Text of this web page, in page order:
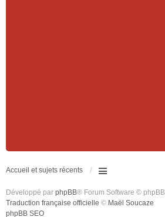
Accueil et sujets récents
Développé par phpBB® Forum Software ©
Traduction française officielle © Maël Soucaze
phpBB SEO